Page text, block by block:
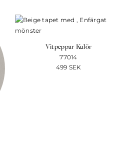
Vitpeppar Kulör
77014
499 SEK